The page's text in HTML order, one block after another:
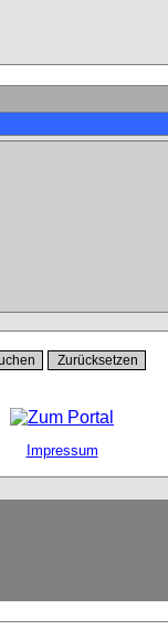
Impressum